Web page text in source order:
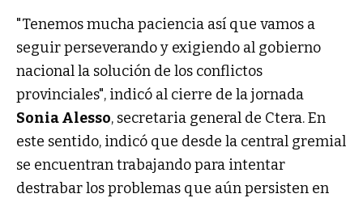
"Tenemos mucha paciencia así que vamos a
seguir perseverando y exigiendo al gobierno
nacional la solución de los conflictos
provinciales", indicó al cierre de la jornada
Sonia Alesso, secretaria general de Ctera. En
este sentido, indicó que desde la central gremial
se encuentran trabajando para intentar
destrabar los problemas que aún persisten en